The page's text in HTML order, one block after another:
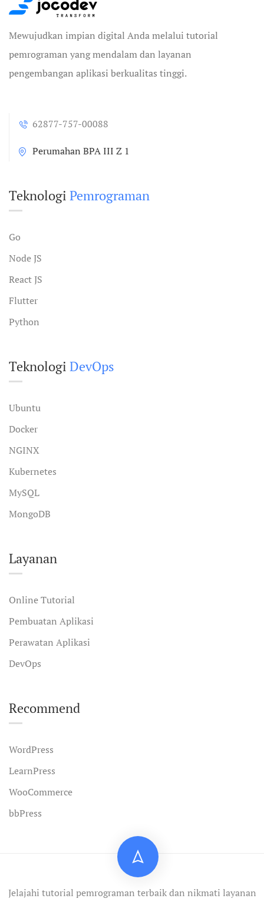
Mewujudkan impian digital Anda melalui tutorial
pemrograman yang mendalam dan layanan
pengembangan aplikasi berkualitas tinggi.
62877-757-00088
Perumahan BPA III Z 1
Teknologi Pemrograman
Go
Node JS
React JS
Flutter
Python
Teknologi DevOps
Ubuntu
Docker
NGINX
Kubernetes
MySQL
MongoDB
Layanan
Online Tutorial
Pembuatan Aplikasi
Perawatan Aplikasi
DevOps
Recommend
WordPress
LearnPress
WooCommerce
bbPress
Jelajahi tutorial pemrograman terbaik dan nikmati layanan